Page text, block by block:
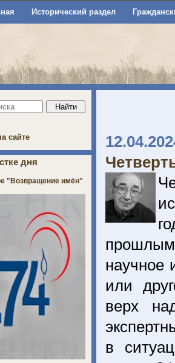
Исторический раздел
прошлым
научное
или
верх
в
сайте
дня
"Возвращение имён"